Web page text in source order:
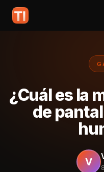
¿Cuál es la
de
V